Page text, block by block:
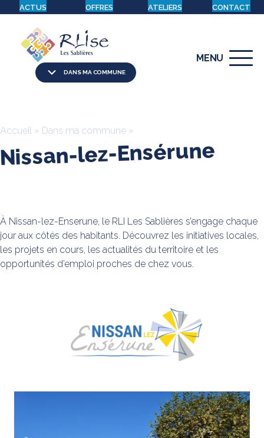
ACTUS OFFRES ATELIERS CONTACT
DANS MA COMMUNE
MENU
Accueil » Dans ma commune »
Nissan-lez-Ensérune
À Nissan-lez-Enserune, le RLI Les Sablières s’engage chaque
jour aux côtés des habitants. Découvrez les initiatives locales,
les projets en cours, les actualités du territoire et les
opportunités d’emploi proches de chez vous.